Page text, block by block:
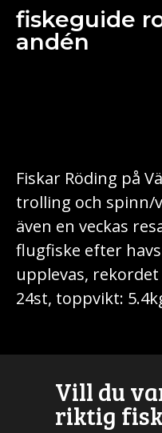
fiskeguide
andén
Fiskar Röding på
trolling och spinn/
även en veckas
flugfiske efter
upplevas,
24st, toppvikt:
Vill du
riktig